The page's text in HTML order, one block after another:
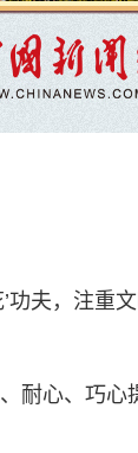
夫，注
耐心、巧